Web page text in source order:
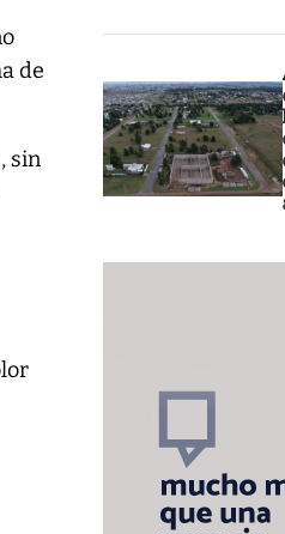
de
sin